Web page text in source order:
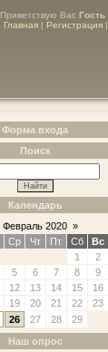
Приветствую Вас Гость
Главная | Регистрация |
Форма входа
Поиск
Календарь
Февраль 2020 »
Ср Чт Пт Сб
Вс
1
2
5 6 7 8
9
12 13 14 15
16
19 20 21 22
23
26 27 28
29
Наш опрос